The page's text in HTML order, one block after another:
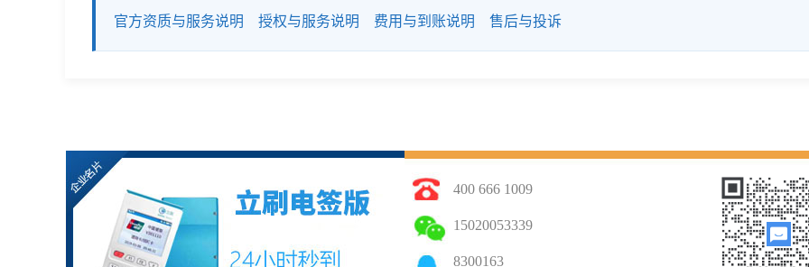
官方资质与服务说明 授权与服务说明 费用与到账说明 售后与投诉
400 666 1009
15020053339
8300163